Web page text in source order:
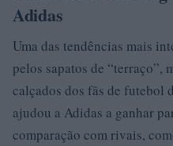
Adidas
Uma das tendências mais
pelos sapatos de “terraço”,
calçados dos fãs de futebol
ajudou a Adidas a ganhar
comparação com rivais,